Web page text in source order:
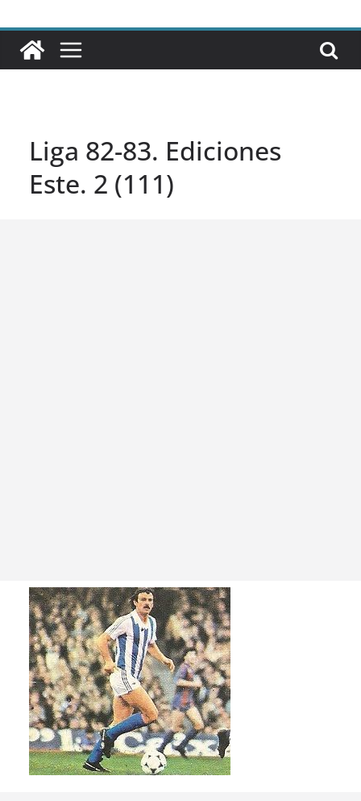
Liga 82-83. Ediciones
Este. 2 (111)